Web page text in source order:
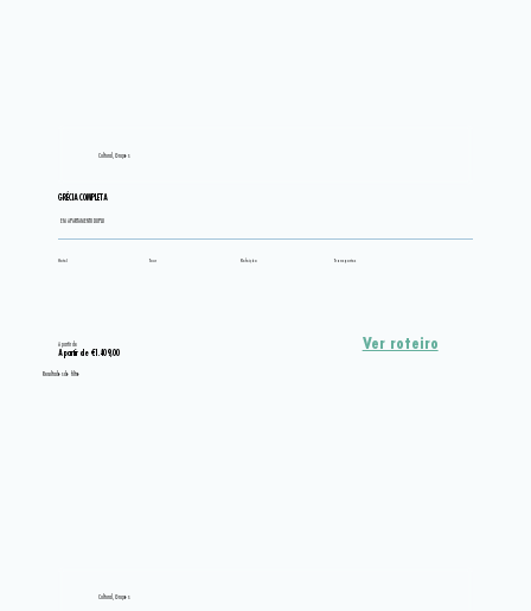
Cultural, Grupos
Ver roteiro
A partir de €1.409,00
A partir de
GRÉCIA COMPLETA
EM APARTAMENTO DUPLO
Hotel Tour Refeição Transportes
Cultural, Grupos
Resultados do filtro